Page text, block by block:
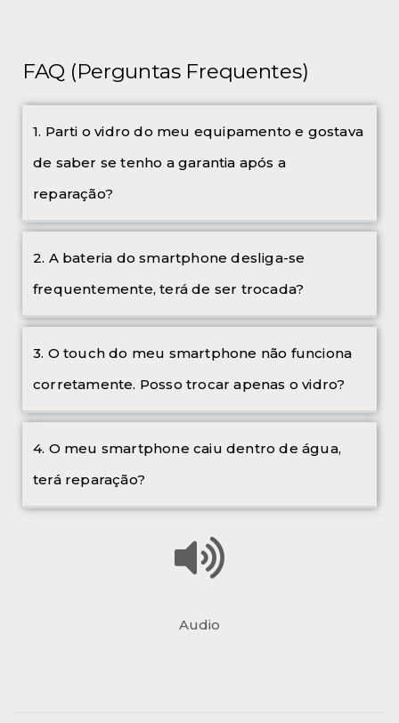
FAQ (Perguntas Frequentes)
1. Parti o vidro do meu equipamento e gostava
de saber se tenho a garantia após a
reparação?
2. A bateria do smartphone desliga-se
frequentemente, terá de ser trocada?
3. O touch do meu smartphone não funciona
corretamente. Posso trocar apenas o vidro?
4. O meu smartphone caiu dentro de água,
terá reparação?
Audio